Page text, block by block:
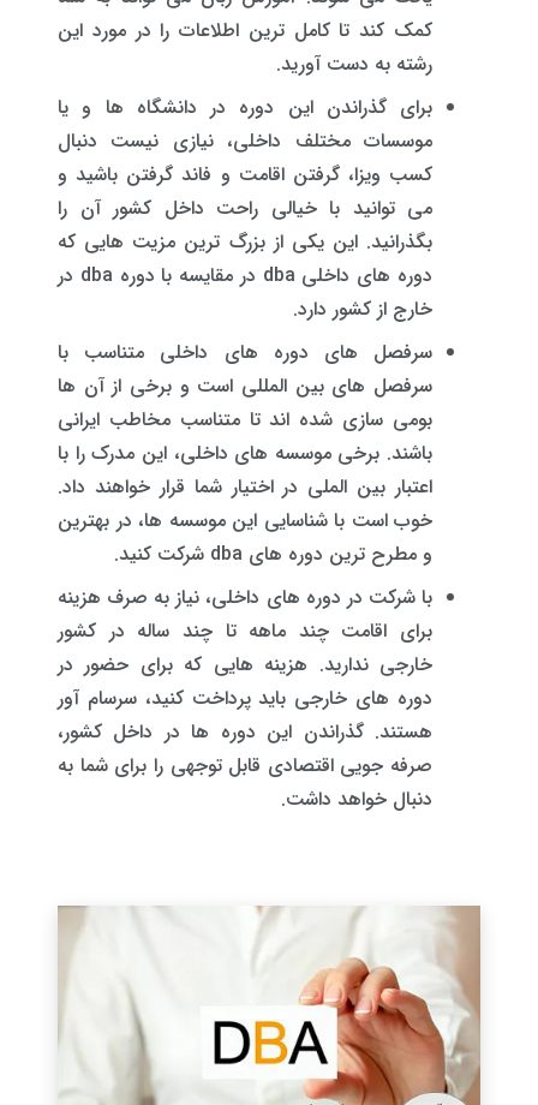
کمک کند تا کامل ترین اطلاعات را در مورد این
رشته به دست آورید.
برای گذراندن این دوره در دانشگاه ها و یا
موسسات مختلف داخلی، نیازی نیست دنبال
کسب ویزا، گرفتن اقامت و فاند گرفتن باشید و
می توانید با خیالی راحت داخل کشور آن را
بگذرانید. این یکی از بزرگ ترین مزیت هایی که
دوره های داخلی dba در مقایسه با دوره dba در
خارج از کشور دارد.
سرفصل های دوره های داخلی متناسب با
سرفصل های بین المللی است و برخی از آن ها
بومی سازی شده اند تا متناسب مخاطب ایرانی
باشند. برخی موسسه های داخلی، این مدرک را با
اعتبار بین الملی در اختیار شما قرار خواهند داد.
خوب است با شناسایی این موسسه ها، در بهترین
و مطرح ترین دوره های dba شرکت کنید.
با شرکت در دوره های داخلی، نیاز به صرف هزینه
برای اقامت چند ماهه تا چند ساله در کشور
خارجی ندارید. هزینه هایی که برای حضور در
دوره های خارجی باید پرداخت کنید، سرسام آور
هستند. گذراندن این دوره ها در داخل کشور،
صرفه جویی اقتصادی قابل توجهی را برای شما به
دنبال خواهد داشت.